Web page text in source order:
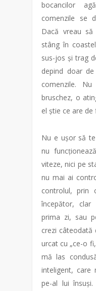
bocancilor
comenzile se
Dacă vreau
stâng în
sus-jos și trag
depind doar
comenzile.
bruschez, o
el știe ce are de
Nu e ușor să
nu
viteze, nici pe
nu mai ai
controlul, prin
începător,
prima zi, sau
crezi câteodată
urcat cu „ce-o
mă las
inteligent, care
pe-al lui